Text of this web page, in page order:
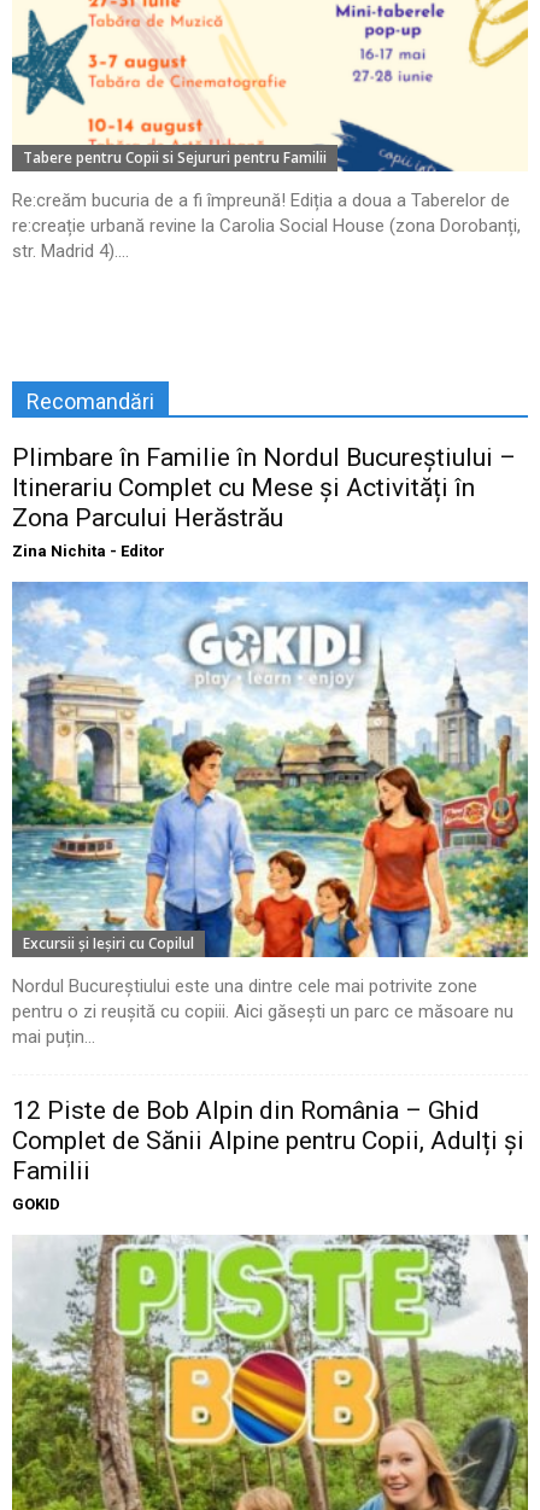
Tabere pentru Copii si Sejururi pentru Familii
Re:creăm bucuria de a fi împreună! Ediția a doua a Taberelor de
re:creație urbană revine la Carolia Social House (zona Dorobanți,
str. Madrid 4)....
Recomandări
Plimbare în Familie în Nordul Bucureștiului –
Itinerariu Complet cu Mese și Activități în
Zona Parcului Herăstrău
Zina Nichita - Editor
Excursii şi Ieşiri cu Copilul
Nordul Bucureștiului este una dintre cele mai potrivite zone
pentru o zi reușită cu copiii. Aici găsești un parc ce măsoare nu
mai puțin...
12 Piste de Bob Alpin din România – Ghid
Complet de Sănii Alpine pentru Copii, Adulți și
Familii
GOKID